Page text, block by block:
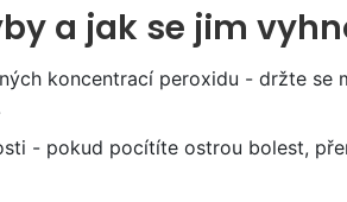
a jak se jim
koncentrací peroxidu - držte se
- pokud pocítíte ostrou bolest,